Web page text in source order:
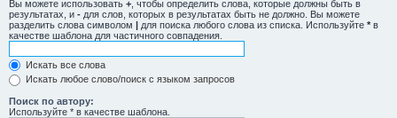
Вы можете использовать + , чтобы определить слова, которые должны быть в
результатах, и - для слов, которых в результатах быть не должно. Вы можете
разделить слова символом | для поиска любого слова из списка. Используйте * в
качестве шаблона для частичного совпадения.
Искать все слова
Искать любое слово/поиск с языком запросов
Поиск по автору:
Используйте * в качестве шаблона.